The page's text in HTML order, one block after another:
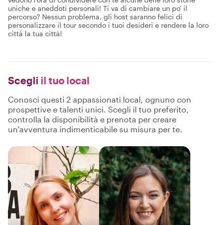
uniche e aneddoti personali! Ti va di cambiare un po' il
percorso? Nessun problema, gli host saranno felici di
personalizzare il tour secondo i tuoi desideri e rendere la loro
città la tua città!
Scegli il tuo local
Conosci questi 2 appassionati local, ognuno con
prospettive e talenti unici. Scegli il tuo preferito,
controlla la disponibilità e prenota per creare
un'avventura indimenticabile su misura per te.